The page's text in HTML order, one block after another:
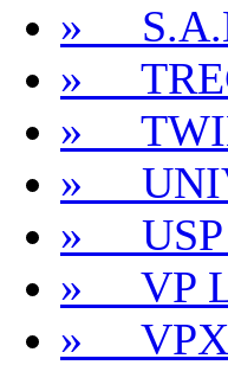
»
»
»
»
» USP
» VP
» VPX